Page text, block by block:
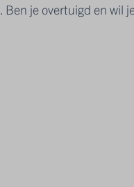
. Ben je overtuigd en wil